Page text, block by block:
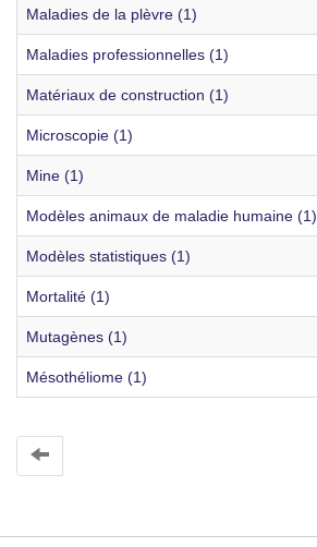
Maladies de la plèvre (1)
Maladies professionnelles (1)
Matériaux de construction (1)
Microscopie (1)
Mine (1)
Modèles animaux de maladie humaine (1)
Modèles statistiques (1)
Mortalité (1)
Mutagènes (1)
Mésothéliome (1)